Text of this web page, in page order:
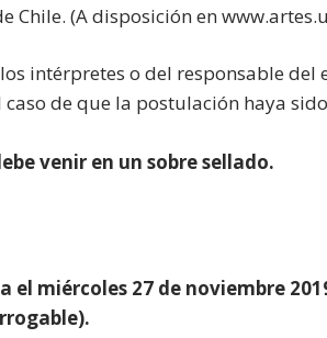
Chile. (A disposición en
intérpretes o del responsable
caso de que la postulación haya
venir en un sobre sellado.
el miércoles 27 de noviembre